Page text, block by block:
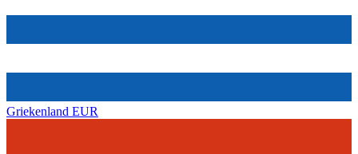
Griekenland EUR